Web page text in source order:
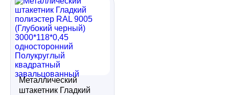
завальцованный
Металлический
штакетник Гладкий